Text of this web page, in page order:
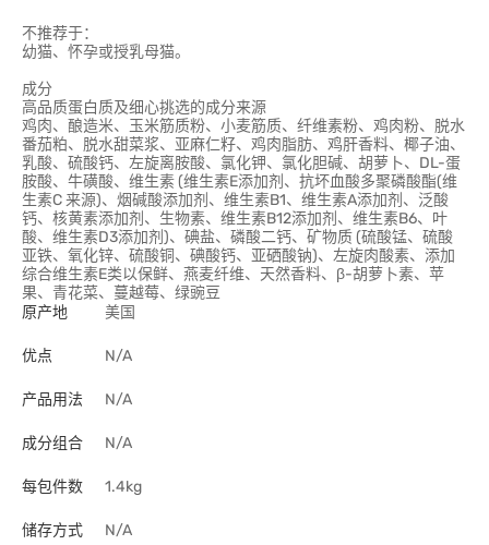
不推荐于：
幼猫、怀孕或授乳母猫。
成分
高品质蛋白质及细心挑选的成分来源
鸡肉、酿造米、玉米筋质粉、小麦筋质、纤维素粉、鸡肉粉、脱水
番茄粕、脱水甜菜浆、亚麻仁籽、鸡肉脂肪、鸡肝香料、椰子油、
乳酸、硫酸钙、左旋离胺酸、氯化钾、氯化胆碱、胡萝卜、DL-蛋
胺酸、牛磺酸、维生素 (维生素E添加剂、抗坏血酸多聚磷酸酯(维
生素C 来源)、烟碱酸添加剂、维生素B1、维生素A添加剂、泛酸
钙、核黄素添加剂、生物素、维生素B12添加剂、维生素B6、叶
酸、维生素D3添加剂)、碘盐、磷酸二钙、矿物质 (硫酸锰、硫酸
亚铁、氧化锌、硫酸铜、碘酸钙、亚硒酸钠)、左旋肉酸素、添加
综合维生素E类以保鲜、燕麦纤维、天然香料、β-胡萝卜素、苹
果、青花菜、蔓越莓、绿豌豆
原产地
美国
优点 N/A
产品用法 N/A
成分组合 N/A
每包件数 1.4kg
储存方式 N/A